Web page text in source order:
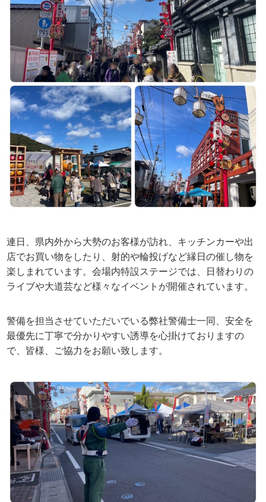
連日、県内外から大勢のお客様が訪れ、キッチンカーや出
店でお買い物をしたり、射的や輪投げなど縁日の催し物を
楽しまれています。会場内特設ステージでは、日替わりの
ライブや大道芸など様々なイベントが開催されています。
警備を担当させていただいでいる弊社警備士一同、安全を
最優先に丁寧で分かりやすい誘導を心掛けておりますの
で、皆様、ご協力をお願い致します。